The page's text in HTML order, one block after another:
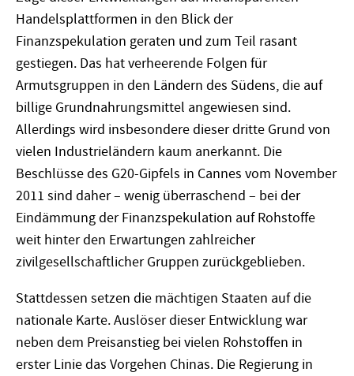
Handelsplattformen in den Blick der
Finanzspekulation geraten und zum Teil rasant
gestiegen. Das hat verheerende Folgen für
Armutsgruppen in den Ländern des Südens, die auf
billige Grundnahrungsmittel angewiesen sind.
Allerdings wird insbesondere dieser dritte Grund von
vielen Industrieländern kaum anerkannt. Die
Beschlüsse des G20-Gipfels in Cannes vom November
2011 sind daher – wenig überraschend – bei der
Eindämmung der Finanzspekulation auf Rohstoffe
weit hinter den Erwartungen zahlreicher
zivilgesellschaftlicher Gruppen zurückgeblieben.
Stattdessen setzen die mächtigen Staaten auf die
nationale Karte. Auslöser dieser Entwicklung war
neben dem Preisanstieg bei vielen Rohstoffen in
erster Linie das Vorgehen Chinas. Die Regierung in